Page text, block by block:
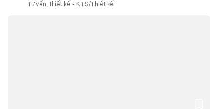
Tư vấn, thiết kế - KTS/Thiết kế